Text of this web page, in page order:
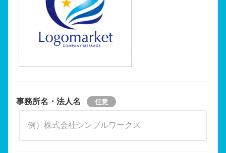
事務所名・法人名